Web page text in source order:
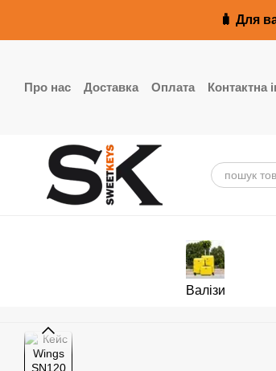
🧳 Для
Про нас Доставка Оплата Контактна
Валізи